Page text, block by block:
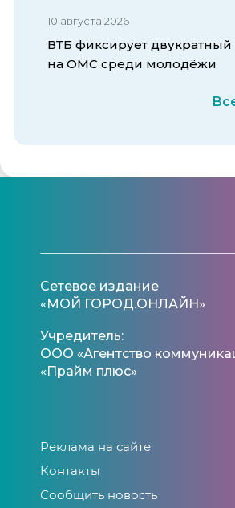
10 августа 2026
ВТБ фиксирует двукратный
на ОМС среди молодёжи
Сетевое издание
«МОЙ ГОРОД.ОНЛАЙН»
Учредитель:
ООО «Агентство
«Прайм плюс»
Реклама на сайте
Контакты
Сообщить новость